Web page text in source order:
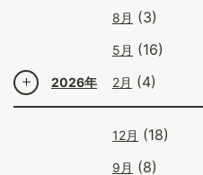
2026年
8月 (3)
5月 (16)
2月 (4)
12月 (18)
9月 (8)